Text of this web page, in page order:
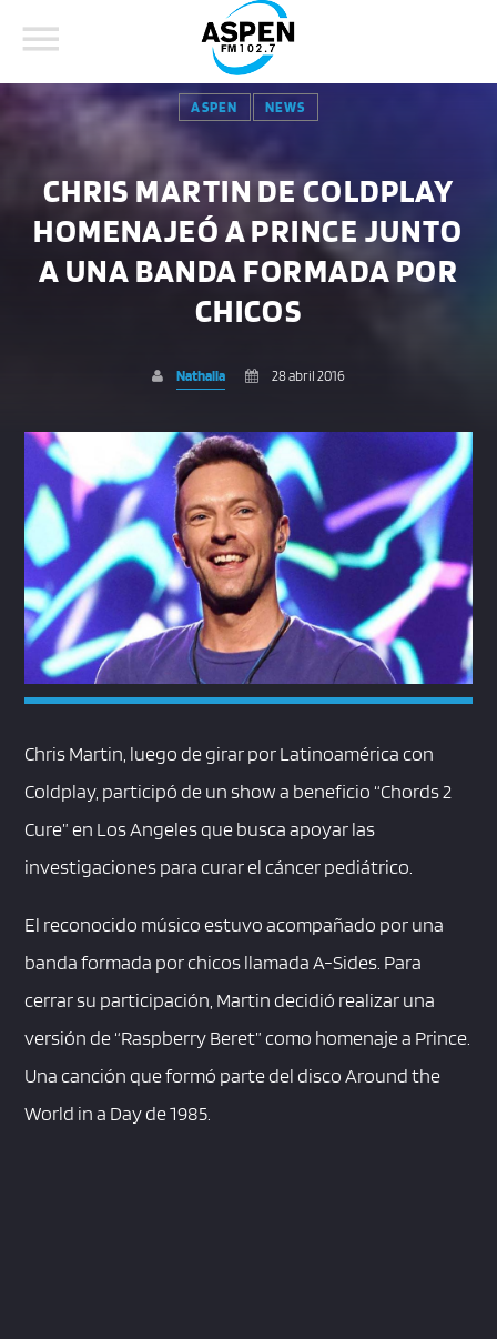
BUSCAR EN EL SITIO:
COMPARTE ESTA PÁGINA EN:
Whatsapp
ASPEN NEWS
CHRIS MARTIN DE COLDPLAY
HOMENAJEÓ A PRINCE JUNTO
A UNA BANDA FORMADA POR
CHICOS
Nathalia 28 abril 2016
Chris Martin, luego de girar por Latinoamérica con
Coldplay, participó de un show a beneficio “Chords 2
Cure” en Los Angeles que busca apoyar las
investigaciones para curar el cáncer pediátrico.
El reconocido músico estuvo acompañado por una
banda formada por chicos llamada A-Sides. Para
cerrar su participación, Martin decidió realizar una
versión de “Raspberry Beret” como homenaje a Prince.
Una canción que formó parte del disco Around the
World in a Day de 1985.